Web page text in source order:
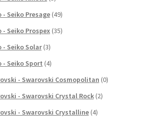
- Seiko Presage (49)
- Seiko Prospex (35)
- Seiko Solar (3)
- Seiko Sport (4)
- Swarovski Cosmopolitan (0)
- Swarovski Crystal Rock (2)
- Swarovski Crystalline (4)